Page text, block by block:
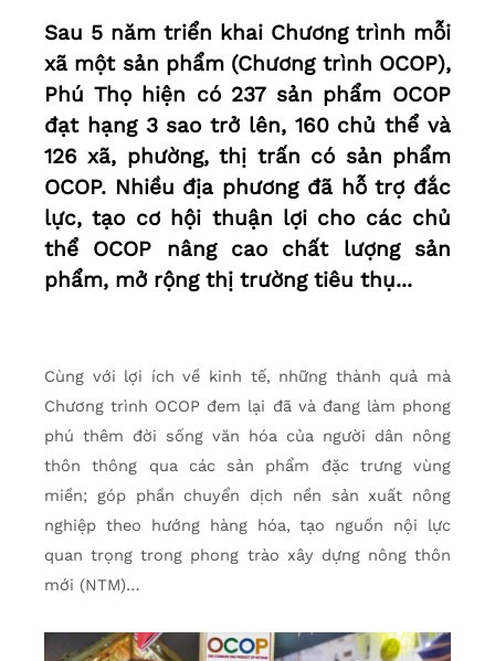
Sau 5 năm triển khai Chương trình mỗi
xã một sản phẩm (Chương trình OCOP),
Phú Thọ hiện có 237 sản phẩm OCOP
đạt hạng 3 sao trở lên, 160 chủ thể và
126 xã, phường, thị trấn có sản phẩm
OCOP. Nhiều địa phương đã hỗ trợ đắc
lực, tạo cơ hội thuận lợi cho các chủ
thể OCOP nâng cao chất lượng sản
phẩm, mở rộng thị trường tiêu thụ...
Cùng với lợi ích về kinh tế, những thành quả mà
Chương trình OCOP đem lại đã và đang làm phong
phú thêm đời sống văn hóa của người dân nông
thôn thông qua các sản phẩm đặc trưng vùng
miền; góp phần chuyển dịch nền sản xuất nông
nghiệp theo hướng hàng hóa, tạo nguồn nội lực
quan trọng trong phong trào xây dựng nông thôn
mới (NTM)…